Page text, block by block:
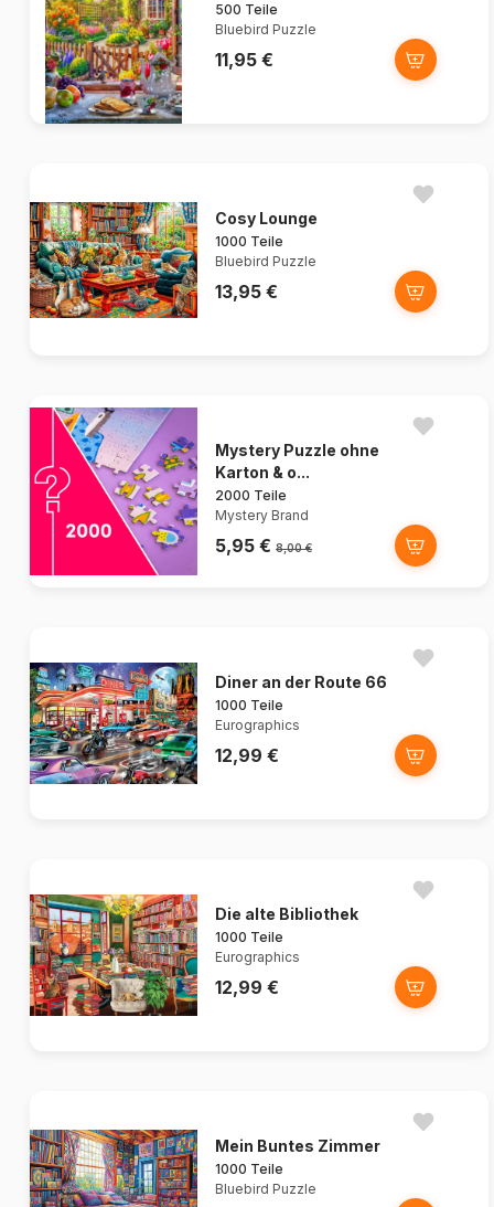
500 Teile
Bluebird Puzzle
11,95 €
Cosy Lounge
1000 Teile
Bluebird Puzzle
13,95 €
Mystery Puzzle ohne
Karton & o...
2000 Teile
Mystery Brand
5,95 € 8,00 €
Diner an der Route 66
1000 Teile
Eurographics
12,99 €
Die alte Bibliothek
1000 Teile
Eurographics
12,99 €
Mein Buntes Zimmer
1000 Teile
Bluebird Puzzle